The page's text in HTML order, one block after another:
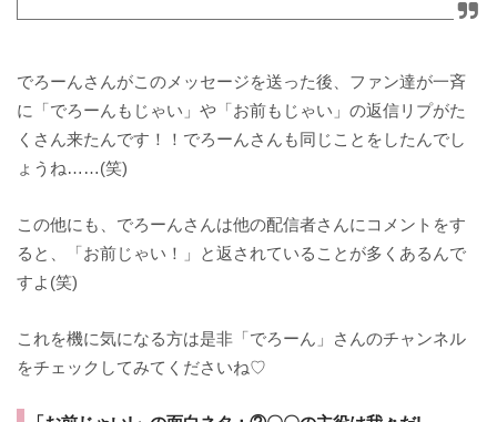
でろーんさんがこのメッセージを送った後、ファン達が一斉
に「でろーんもじゃい」や「お前もじゃい」の返信リプがた
くさん来たんです！！でろーんさんも同じことをしたんでし
ょうね……(笑)
この他にも、でろーんさんは他の配信者さんにコメントをす
ると、「お前じゃい！」と返されていることが多くあるんで
すよ(笑)
これを機に気になる方は是非「でろーん」さんのチャンネル
をチェックしてみてくださいね♡